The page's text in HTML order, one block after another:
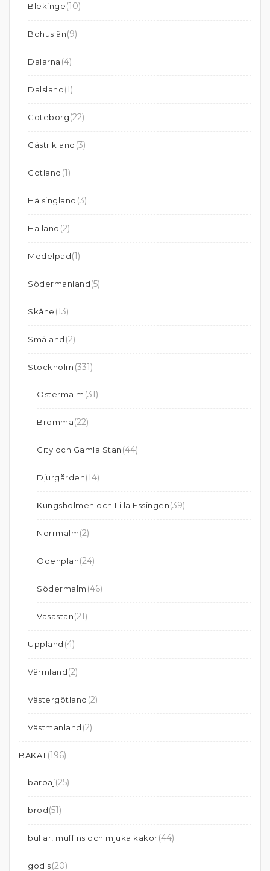
Blekinge(10)
Bohuslän(9)
Dalarna (4)
Dalsland(1)
Göteborg(22)
Gästrikland (3)
Gotland (1)
Hälsingland (3)
Halland (2)
Medelpad(1)
Södermanland(5)
Skåne (13)
Småland (2)
Stockholm (331)
Östermalm (31)
Bromma(22)
City och Gamla Stan (44)
Djurgården(14)
Kungsholmen och Lilla Essingen(39)
Norrmalm(2)
Odenplan(24)
Södermalm (46)
Vasastan(21)
Uppland (4)
Värmland(2)
Västergötland (2)
Västmanland (2)
BAKAT(196)
bärpaj(25)
bröd(51)
bullar, muffins och mjuka kakor(44)
godis(20)